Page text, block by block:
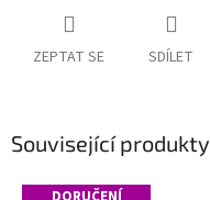
ZEPTAT SE SDÍLET
Související produkty